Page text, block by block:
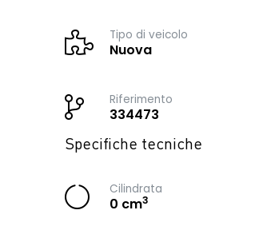
Tipo di veicolo
Nuova
Riferimento
334473
Specifiche tecniche
Cilindrata
0 cm3